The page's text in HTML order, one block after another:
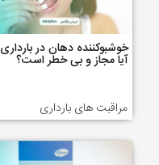
خوشبوکننده دهان در بارداری
آیا مجاز و بی خطر است؟
مراقبت های بارداری